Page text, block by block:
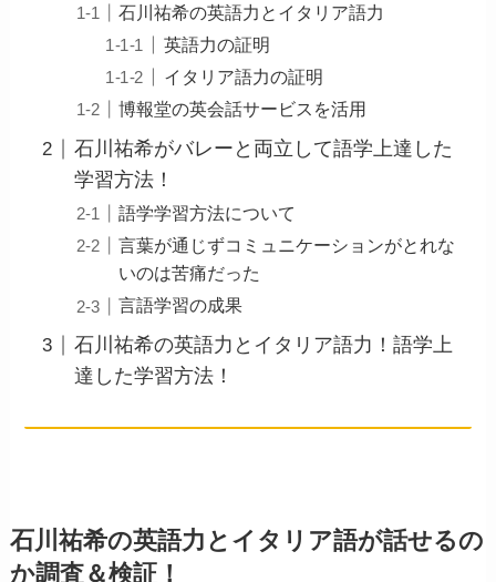
石川祐希の英語力とイタリア語力
英語力の証明
イタリア語力の証明
博報堂の英会話サービスを活用
石川祐希がバレーと両立して語学上達した
学習方法！
語学学習方法について
言葉が通じずコミュニケーションがとれな
いのは苦痛だった
言語学習の成果
石川祐希の英語力とイタリア語力！語学上
達した学習方法！
石川祐希の英語力とイタリア語が話せるの
か調査＆検証！